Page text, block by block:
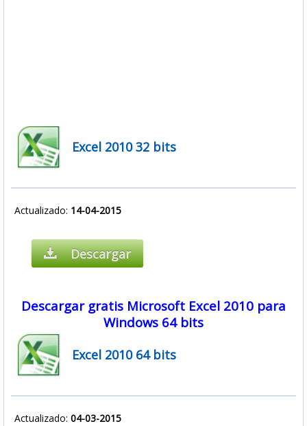
Excel 2010 32 bits
Actualizado: 14-04-2015
Descargar
Descargar gratis Microsoft Excel 2010 para
Windows 64 bits
Excel 2010 64 bits
Actualizado: 04-03-2015